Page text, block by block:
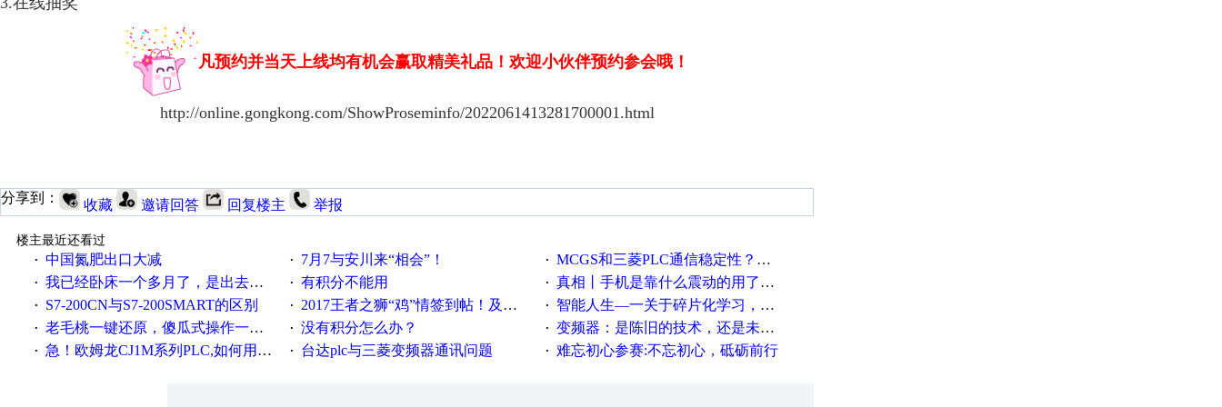
凡预约并当天上线均有机会赢取精美礼品！欢迎小伙伴预约参会哦！
http://online.gongkong.com/ShowProseminfo/2022061413281700001.html
分享到： 收藏 邀请回答 回复楼主 举报
楼主最近还看过
· 中国氮肥出口大减 · 7月7与安川来“相会”！ · MCGS和三菱PLC通信稳定性？？？
· 我已经卧床一个多月了，是出去安装机械手在高速遭遇车祸所致:大家工作都要特别注意啊 · 有积分不能用 · 真相丨手机是靠什么震动的用了这么多年才知道！
· S7-200CN与S7-200SMART的区别 · 2017王者之狮“鸡”情签到帖！及时更新在线研讨会预告 · 智能人生—一关于碎片化学习，看这一篇就够了！
· 老毛桃一键还原，傻瓜式操作一键轻松备份还原；程序为向导式安装，一键即可实现自动备份或还原系统。 · 没有积分怎么办？ · 变频器：是陈旧的技术，还是未来的幕后英雄？
· 急！欧姆龙CJ1M系列PLC,如何用时间控制变频器。要求时间在组态王中可以自由输入！拜托各位大神了！ · 台达plc与三菱变频器通讯问题 · 难忘初心参赛:不忘初心，砥砺前行